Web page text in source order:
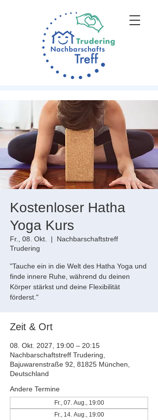
Kostenloser Hatha
Yoga Kurs
Fr., 08. Okt.
  |
Nachbarschaftstreff
Trudering
"Tauche ein in die Welt des Hatha Yoga und
finde innere Ruhe, während du deinen
Körper stärkst und deine Flexibilität
förderst."
Zeit & Ort
08. Okt. 2027, 19:00 – 20:15
Nachbarschaftstreff Trudering,
Bajuwarenstraße 92, 81825 München,
Deutschland
Andere Termine
Fr., 07. Aug., 19:00
Fr., 14. Aug., 19:00